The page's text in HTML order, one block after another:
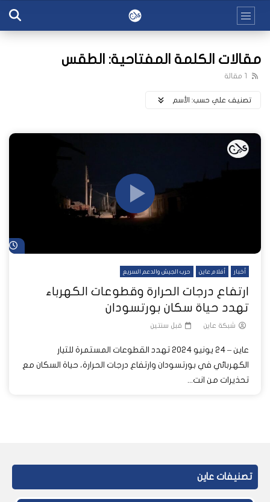
مقالات الكلمة المفتاحية: الطقس
1 مقالة
تصنيف علي حسب: اﻷسم
أخبار أفلام عاين حرب الجيش والدعم السريع
ارتفاع درجات الحرارة وقطوعات الكهرباء
تهدد حياة سكان بورتسودان
شبكة عاين قبل سنتين
عاين – 24 يونيو 2024 تهدد القطوعات المستمرة للتيار
الكهربائي في بورتسودان وارتفاع درجات الحرارة، حياة السكان مع
تحذيرات من انت...
تصنيفات عاين